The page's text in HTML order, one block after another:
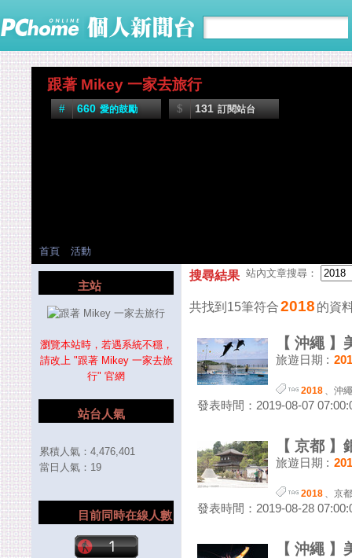
跟著 Mikey 一家去旅行
660 愛的鼓勵 131 訂閱站台
首頁 活動
搜尋結果 站內文章搜尋：
共找到15筆符合2018 的資
【 沖繩
旅遊日期 :
2018 、 沖繩
發表時間：2019-08-07
【 京都 】
旅遊日期 :
2018 、 京都
發表時間：2019-08-28
【 沖繩
主站
瀏覽本站時，若遇系統不穩，
請改上 "跟著 Mikey 一家去旅
行" 官網
站台人氣
累積人氣： 4,476,401
當日人氣： 19
目前同時在線人數